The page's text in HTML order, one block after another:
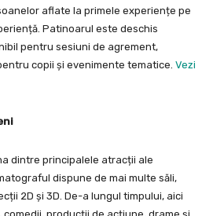
aflate la primele experiențe pe
Patinoarul este deschis
pentru sesiuni de agrement,
copii și evenimente tematice. Vezi
dintre principalele atracții ale
dispune de mai multe săli,
2D și 3D. De-a lungul timpului, aici